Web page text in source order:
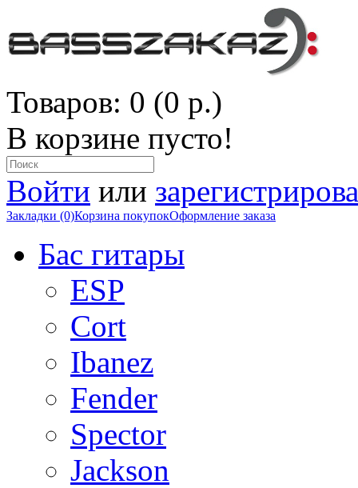
Товаров: 0 (0 р.)
В корзине пусто!
Войти или
Закладки (0)Корзина покупокОформление заказа
Бас гитары
ESP
Cort
Ibanez
Fender
Spector
Jackson